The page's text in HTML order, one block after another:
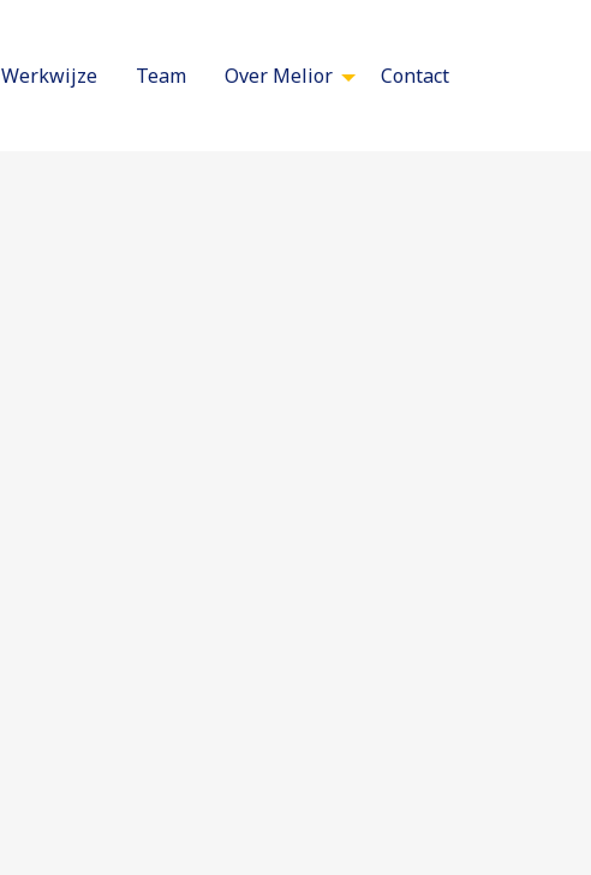
Werkwijze Team Over Melior Contact